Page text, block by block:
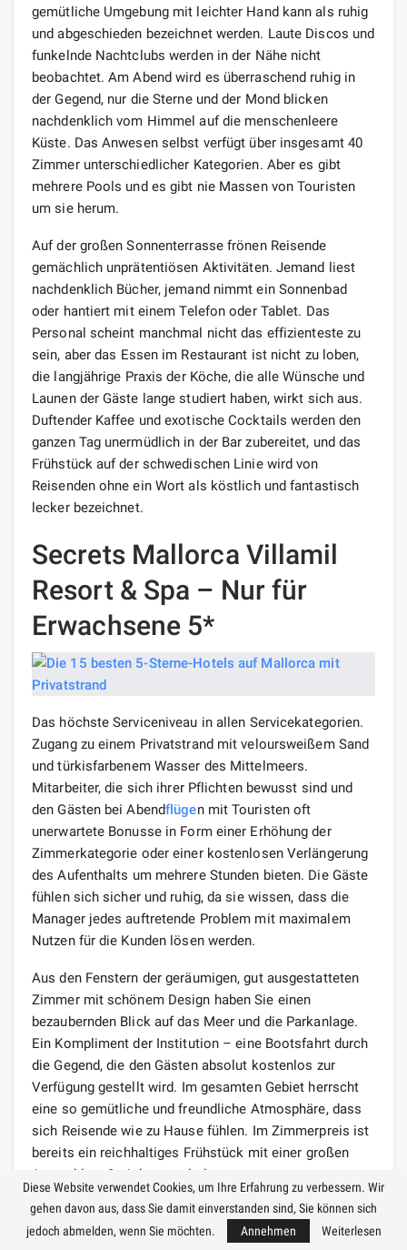
gemütliche Umgebung mit leichter Hand kann als ruhig
und abgeschieden bezeichnet werden. Laute Discos und
funkelnde Nachtclubs werden in der Nähe nicht
beobachtet. Am Abend wird es überraschend ruhig in
der Gegend, nur die Sterne und der Mond blicken
nachdenklich vom Himmel auf die menschenleere
Küste. Das Anwesen selbst verfügt über insgesamt 40
Zimmer unterschiedlicher Kategorien. Aber es gibt
mehrere Pools und es gibt nie Massen von Touristen
um sie herum.
Auf der großen Sonnenterrasse frönen Reisende
gemächlich unprätentiösen Aktivitäten. Jemand liest
nachdenklich Bücher, jemand nimmt ein Sonnenbad
oder hantiert mit einem Telefon oder Tablet. Das
Personal scheint manchmal nicht das effizienteste zu
sein, aber das Essen im Restaurant ist nicht zu loben,
die langjährige Praxis der Köche, die alle Wünsche und
Launen der Gäste lange studiert haben, wirkt sich aus.
Duftender Kaffee und exotische Cocktails werden den
ganzen Tag unermüdlich in der Bar zubereitet, und das
Frühstück auf der schwedischen Linie wird von
Reisenden ohne ein Wort als köstlich und fantastisch
lecker bezeichnet.
Secrets Mallorca Villamil
Resort & Spa – Nur für
Erwachsene 5*
Das höchste Serviceniveau in allen Servicekategorien.
Zugang zu einem Privatstrand mit veloursweißem Sand
und türkisfarbenem Wasser des Mittelmeers.
Mitarbeiter, die sich ihrer Pflichten bewusst sind und
den Gästen bei Abendflügen mit Touristen oft
unerwartete Bonusse in Form einer Erhöhung der
Zimmerkategorie oder einer kostenlosen Verlängerung
des Aufenthalts um mehrere Stunden bieten. Die Gäste
fühlen sich sicher und ruhig, da sie wissen, dass die
Manager jedes auftretende Problem mit maximalem
Nutzen für die Kunden lösen werden.
Aus den Fenstern der geräumigen, gut ausgestatteten
Zimmer mit schönem Design haben Sie einen
bezaubernden Blick auf das Meer und die Parkanlage.
Ein Kompliment der Institution – eine Bootsfahrt durch
die Gegend, die den Gästen absolut kostenlos zur
Verfügung gestellt wird. Im gesamten Gebiet herrscht
eine so gemütliche und freundliche Atmosphäre, dass
sich Reisende wie zu Hause fühlen. Im Zimmerpreis ist
bereits ein reichhaltiges Frühstück mit einer großen
Auswahl an Gerichten enthalten.
Sogar in der Bibliothek für russischsprachige Touristen
gibt es literarische Veröffentlichungen in ihrer
Diese Website verwendet Cookies, um Ihre Erfahrung zu verbessern. Wir
gehen davon aus, dass Sie damit einverstanden sind, Sie können sich
jedoch abmelden, wenn Sie möchten.
Annehmen Weiterlesen